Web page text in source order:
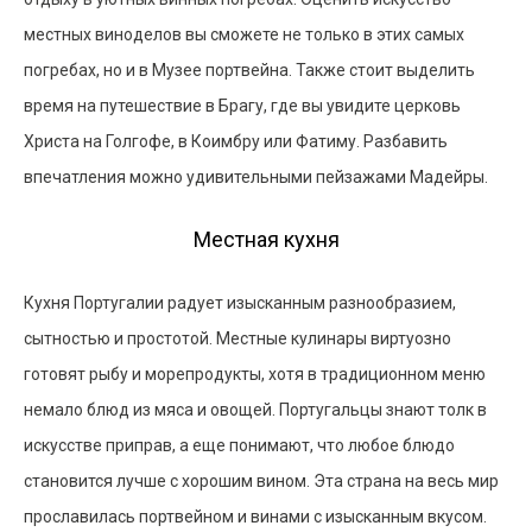
местных виноделов вы сможете не только в этих самых
погребах, но и в Музее портвейна. Также стоит выделить
время на путешествие в Брагу, где вы увидите церковь
Христа на Голгофе, в Коимбру или Фатиму. Разбавить
впечатления можно удивительными пейзажами Мадейры.
Местная кухня
Кухня Португалии радует изысканным разнообразием,
сытностью и простотой. Местные кулинары виртуозно
готовят рыбу и морепродукты, хотя в традиционном меню
немало блюд из мяса и овощей. Португальцы знают толк в
искусстве приправ, а еще понимают, что любое блюдо
становится лучше с хорошим вином. Эта страна на весь мир
прославилась портвейном и винами с изысканным вкусом.